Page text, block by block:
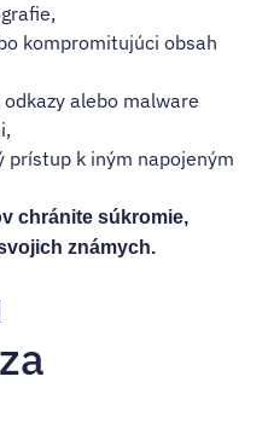
kompromitujúci obsah
alebo malware
prístup k iným napojeným
chránite súkromie,
známych.